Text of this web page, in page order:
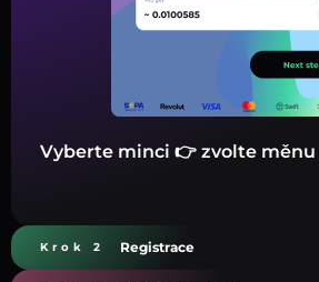
Vyberte minci 👉 zvolte
Krok 2 Registrace